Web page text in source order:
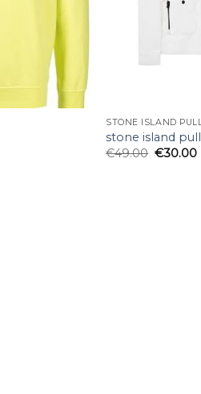
STONE ISLAND PULL
stone island pull
€49.00 €30.00